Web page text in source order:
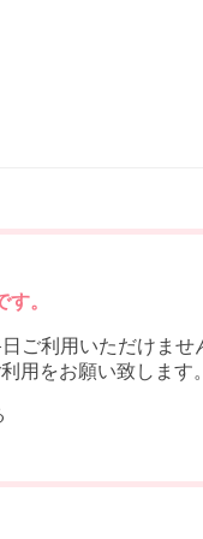
。
ご利用いただけませ
用をお願い致します